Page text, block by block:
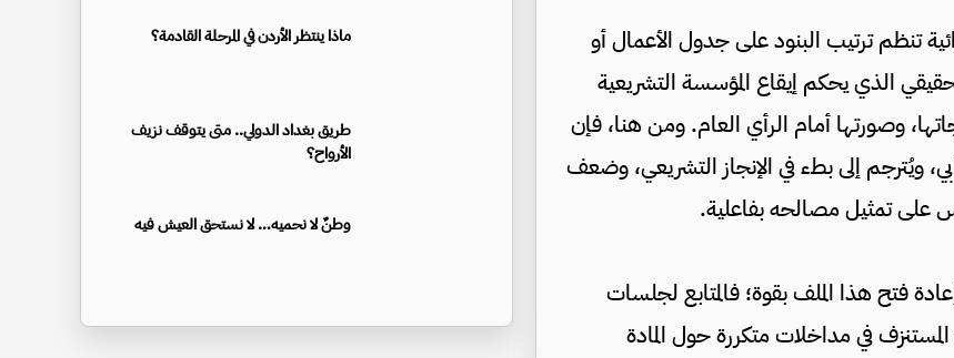
تنظم ترتيب البنود على جدول الأعمال أو
الذي يحكم إيقاع المؤسسة التشريعية
وصورتها أمام الرأي العام. ومن هنا، فإن
ويُترجم إلى بطء في الإنجاز التشريعي، وضعف
على تمثيل مصالحه بفاعلية.
فتح هذا الملف بقوة؛ فالمتابع لجلسات
في مداخلات متكررة حول المادة
ماذا ينتظر الأردن في المرحلة القادمة؟
طريق بغداد الدولي.. متى يتوقف نزيف
الأرواح؟
وطنٌ لا نحميه… لا نستحق العيش فيه